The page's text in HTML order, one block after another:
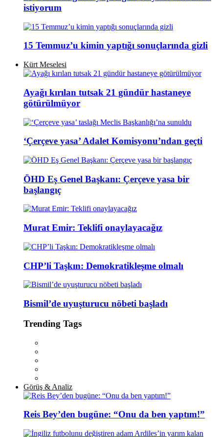
istiyorum
15 Temmuz’u kimin yaptığı sonuçlarında gizli
Kürt Meselesi
Ayağı kırılan tutsak 21 gündür hastaneye
götürülmüyor
‘Çerçeve yasa’ Adalet Komisyonu’ndan geçti
ÖHD Eş Genel Başkanı: Çerçeve yasa bir
başlangıç
Murat Emir: Teklifi onaylayacağız
CHP’li Taşkın: Demokratikleşme olmalı
Bismil’de uyuşturucu nöbeti başladı
Trending Tags
Görüş & Analiz
Reis Bey’den bugüne: “Onu da ben yaptım!”